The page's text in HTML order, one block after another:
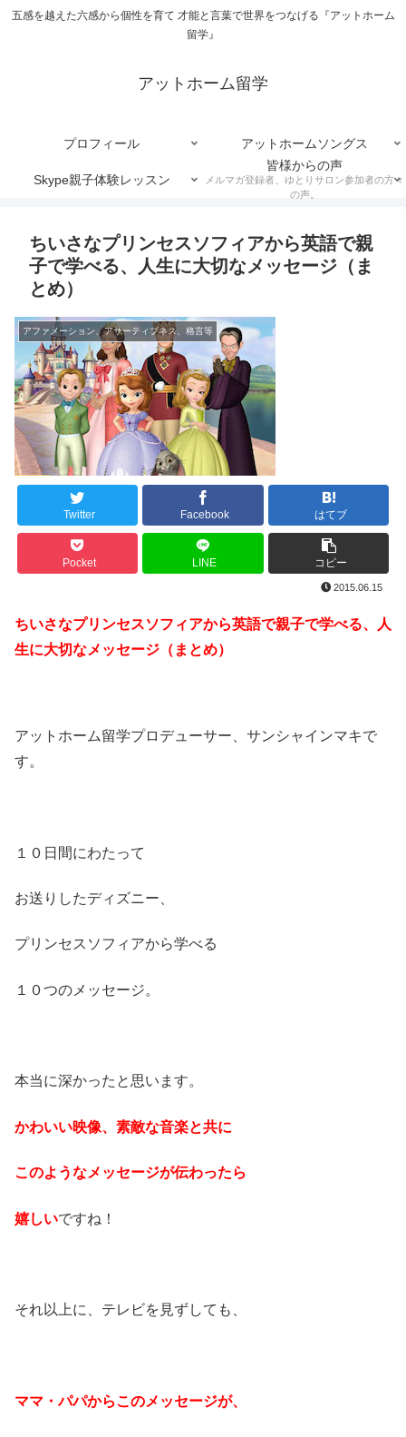
五感を越えた六感から個性を育て 才能と言葉で世界をつなげる『アットホーム
留学』
アットホーム留学
プロフィール アットホームソングス
Skype親子体験レッスン
皆様からの声
メルマガ登録者、ゆとりサロン参加者の方々
の声。
ちいさなプリンセスソフィアから英語で親
子で学べる、人生に大切なメッセージ（ま
とめ）
アファメーション、アサーティブネス、格言等
Twitter Facebook はてブ
Pocket LINE コピー
2015.06.15
ちいさなプリンセスソフィアから英語で親子で学べる、人
生に大切なメッセージ（まとめ）
アットホーム留学プロデューサー、サンシャインマキで
す。
１０日間にわたって
お送りしたディズニー、
プリンセスソフィアから学べる
１０つのメッセージ。
本当に深かったと思います。
かわいい映像、素敵な音楽と共に
このようなメッセージが伝わったら
嬉しいですね！
それ以上に、テレビを見ずしても、
ママ・パパからこのメッセージが、